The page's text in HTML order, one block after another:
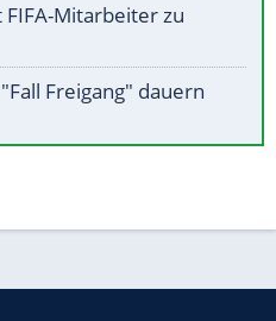
Mitarbeiter zu
Freigang" dauern